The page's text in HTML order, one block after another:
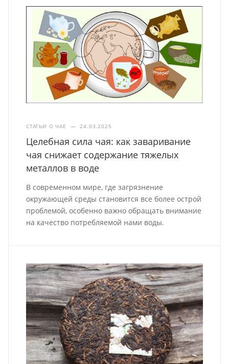
СТАТЬИ О ЧАЕ — 24.03.2025
Целебная сила чая: как заваривание
чая снижает содержание тяжелых
металлов в воде
В современном мире, где загрязнение
окружающей среды становится все более острой
проблемой, особенно важно обращать внимание
на качество потребляемой нами воды.